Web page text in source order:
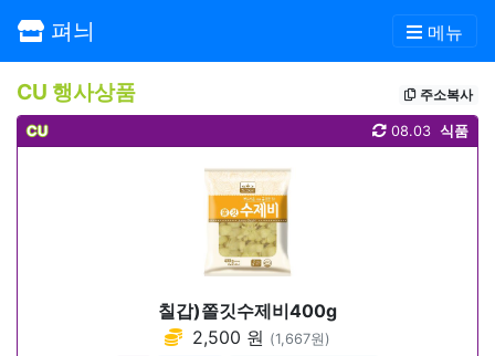
펴늬 메뉴
CU 행사상품 주소복사
CU 식품
08.03
칠갑)쫄깃수제비400g
2,500 원 (1,667원)